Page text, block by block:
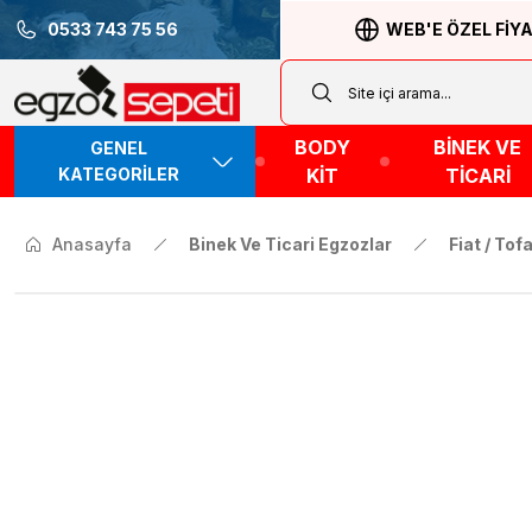
0533 743 75 56 WEB'E ÖZEL
GENEL
KATEGORİLER
BODY
KİT
BİNEK VE
TİCARİ
Anasayfa Binek Ve Ticari Egzozlar Fiat /